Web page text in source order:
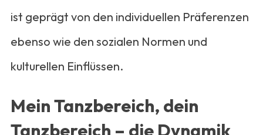
ist geprägt von den individuellen Präferenzen
ebenso wie den sozialen Normen und
kulturellen Einflüssen.
Mein Tanzbereich, dein
Tanzbereich – die Dynamik